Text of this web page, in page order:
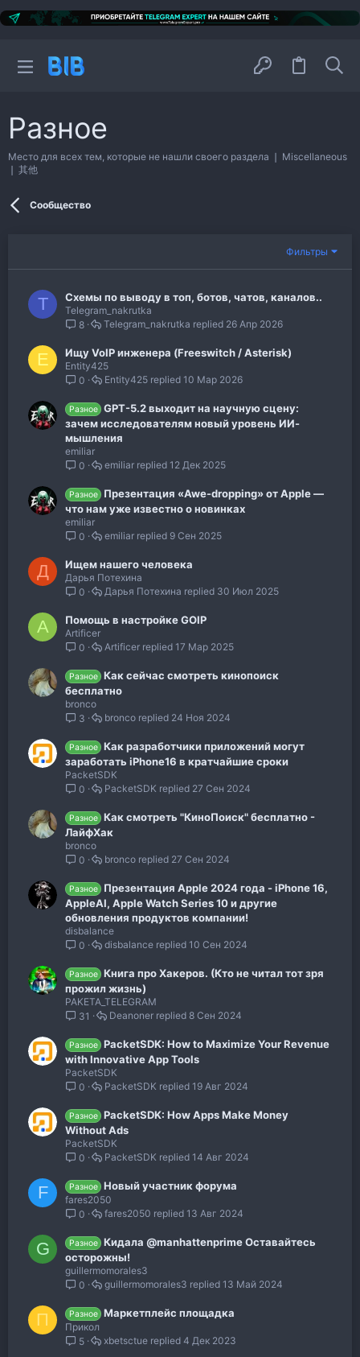
Разное
Место для всех тем, которые не нашли своего раздела ❘ Miscellaneous
❘ 其他
Сообщество
Фильтры
T Схемы по выводу в топ, ботов, чатов, каналов..
Telegram_nakrutka
8
26 Апр 2026
Telegram_nakrutka
E Ищу VoIP инженера (Freeswitch / Asterisk)
Entity425
0
10 Мар 2026
Entity425
Разное GPT-5.2 выходит на научную сцену:
зачем исследователям новый уровень ИИ-
мышления
emiliar
0
12 Дек 2025
emiliar
Разное
Презентация «Awe-dropping» от Apple —
что нам уже известно о новинках
emiliar
0
9 Сен 2025
emiliar
Д Ищем нашего человека
Дарья Потехина
0
30 Июл 2025
Дарья Потехина
A Помощь в настройке GOIP
Artificer
0
17 Мар 2025
Artificer
Разное Как сейчас смотреть кинопоиск
бесплатно
bronco
3
24 Ноя 2024
bronco
Разное Как разработчики приложений могут
заработать iPhone16 в кратчайшие сроки
PacketSDK
0
27 Сен 2024
PacketSDK
Разное Как смотреть "КиноПоиск" бесплатно -
ЛайфХак
bronco
0
27 Сен 2024
bronco
Разное
Презентация Apple 2024 года - iPhone 16,
AppleAI, Apple Watch Series 10 и другие
обновления продуктов компании!
disbalance
0
10 Сен 2024
disbalance
Разное Книга про Хакеров. (Кто не читал тот зря
прожил жизнь)
PAKETA_TELEGRAM
31
8 Сен 2024
Deanoner
Разное PacketSDK: How to Maximize Your Revenue
with Innovative App Tools
PacketSDK
0
19 Авг 2024
PacketSDK
Разное PacketSDK: How Apps Make Money
Without Ads
PacketSDK
0
14 Авг 2024
PacketSDK
F Разное Новый участник форума
fares2050
0
13 Авг 2024
fares2050
G Разное Кидала @manhattenprime Оставайтесь
осторожны!
guillermomorales3
0
13 Май 2024
guillermomorales3
П Разное Маркетплейс площадка
Прикол
5
4 Дек 2023
xbetsctue